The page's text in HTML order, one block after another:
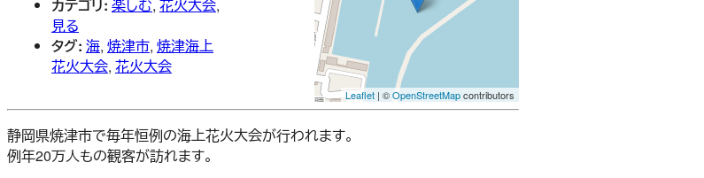
カテゴリ: 楽しむ, 花火大会,
見る
タグ: 海, 焼津市, 焼津海上
花火大会, 花火大会
Leaflet | ©OpenStreetMapcontributors
静岡県焼津市で毎年恒例の海上花火大会が行われます。
例年20万人もの観客が訪れます。